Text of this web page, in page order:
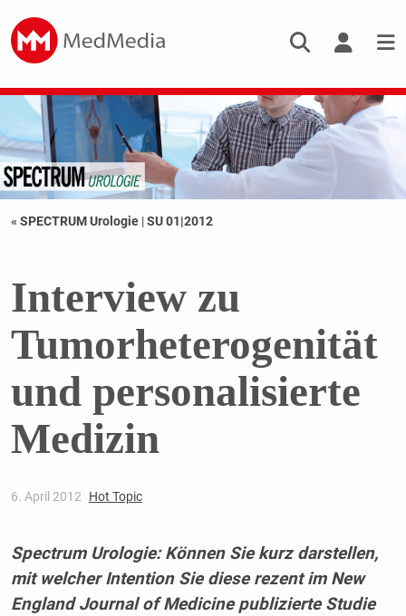
« SPECTRUM Urologie |SU 01|2012
Interview zu
Tumorheterogenität
und personalisierte
Medizin
6. April 2012 Hot Topic
Spectrum Urologie: Können Sie kurz darstellen,
mit welcher Intention Sie diese rezent im New
England Journal of Medicine publizierte Studie